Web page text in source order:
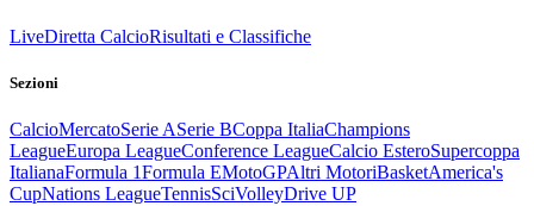
LiveDiretta CalcioRisultati e Classifiche
Sezioni
CalcioMercatoSerie ASerie BCoppa ItaliaChampions
LeagueEuropa LeagueConference LeagueCalcio EsteroSupercoppa
ItalianaFormula 1Formula EMotoGPAltri MotoriBasketAmerica's
CupNations LeagueTennisSciVolleyDrive UP